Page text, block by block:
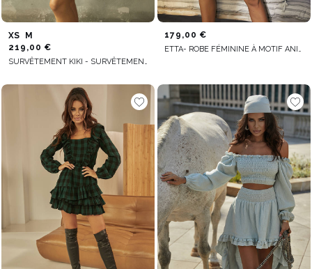
XS
M
219,00 €
SURVÊTEMENT KIKI - SURVÊTEMENT AVEC JUPE DANS UNE TEINTE ENSOLEILLÉE
179,00 €
ETTA- ROBE FÉMININE À MOTIF ANIMALIER